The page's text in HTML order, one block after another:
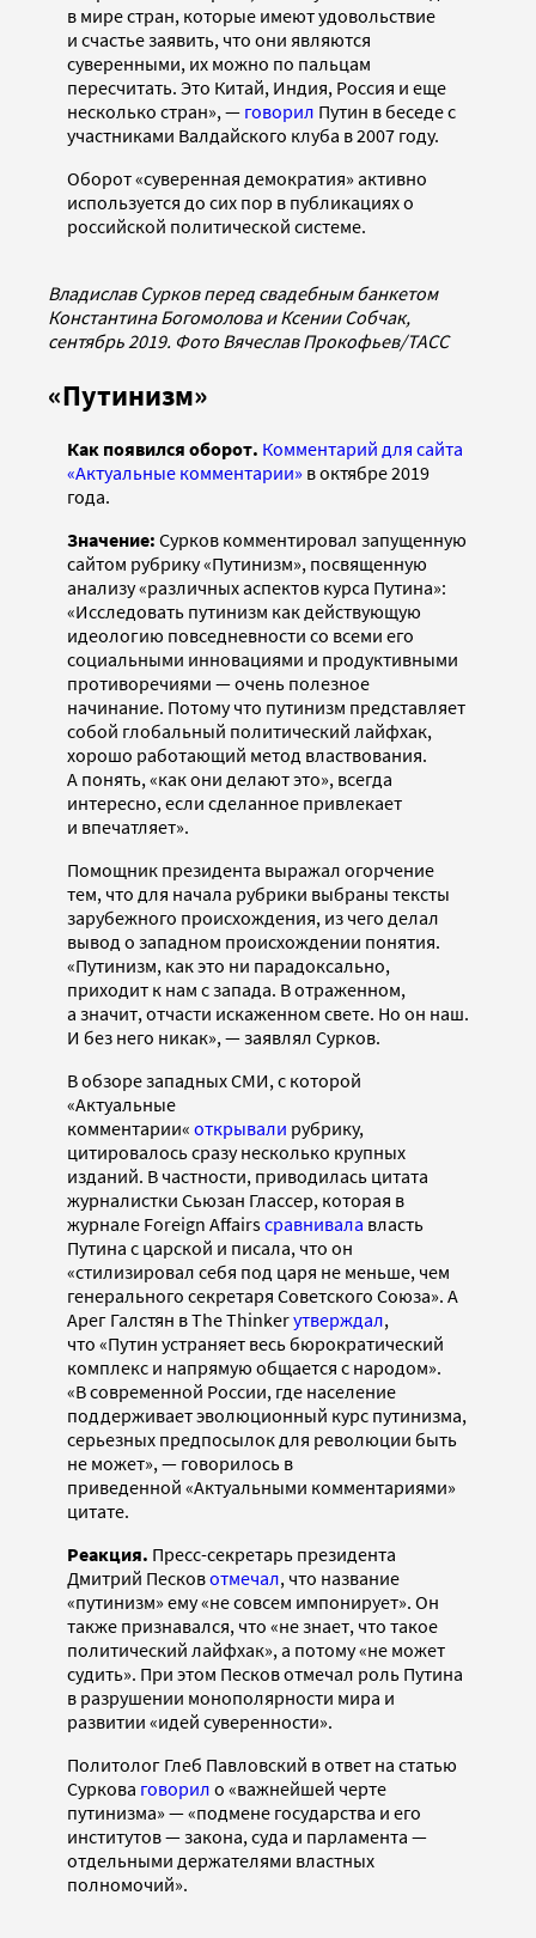
в мире стран, которые имеют удовольствие
и счастье заявить, что они являются
суверенными, их можно по пальцам
пересчитать. Это Китай, Индия, Россия и еще
несколько стран», — говорил Путин в беседе с
участниками Валдайского клуба в 2007 году.
Оборот «суверенная демократия» активно
используется до сих пор в публикациях о
российской политической системе.
Владислав Сурков перед свадебным банкетом
Константина Богомолова и Ксении Собчак,
сентябрь 2019. Фото Вячеслав Прокофьев/ТАСС
«Путинизм»
Как появился оборот. Комментарий для сайта
«Актуальные комментарии» в октябре 2019
года.
Значение: Сурков комментировал запущенную
сайтом рубрику «Путинизм», посвященную
анализу «различных аспектов курса Путина»:
«Исследовать путинизм как действующую
идеологию повседневности со всеми его
социальными инновациями и продуктивными
противоречиями — очень полезное
начинание. Потому что путинизм представляет
собой глобальный политический лайфхак,
хорошо работающий метод властвования.
А понять, «как они делают это», всегда
интересно, если сделанное привлекает
и впечатляет».
Помощник президента выражал огорчение
тем, что для начала рубрики выбраны тексты
зарубежного происхождения, из чего делал
вывод о западном происхождении понятия.
«Путинизм, как это ни парадоксально,
приходит к нам с запада. В отраженном,
а значит, отчасти искаженном свете. Но он наш.
И без него никак», — заявлял Сурков.
В обзоре западных СМИ, с которой
«Актуальные
комментарии« открывали рубрику,
цитировалось сразу несколько крупных
изданий. В частности, приводилась цитата
журналистки Сьюзан Глассер, которая в
журнале Foreign Affairsсравнивала власть
Путина с царской и писала, что он
«стилизировал себя под царя не меньше, чем
генерального секретаря Советского Союза». А
Арег Галстян в The Thinkerутверждал,
что «Путин устраняет весь бюрократический
комплекс и напрямую общается с народом». ​​​​
«В современной России, где население
поддерживает эволюционный курс путинизма,
серьезных предпосылок для революции быть
не может», — говорилось в
приведенной «Актуальными комментариями»
цитате.
Реакция. Пресс-секретарь президента
Дмитрий Песковотмечал, что название
«путинизм» ему «не совсем импонирует». Он
также признавался, что «не знает, что такое
политический лайфхак», а потому «не может
судить». При этом Песков отмечал роль Путина
в разрушении монополярности мира и
развитии «идей суверенности».
Политолог Глеб Павловский в ответ на статью
Суркова говорил о «важнейшей черте
путинизма» — «подмене государства и его
институтов — закона, суда и парламента —
отдельными держателями властных
полномочий».